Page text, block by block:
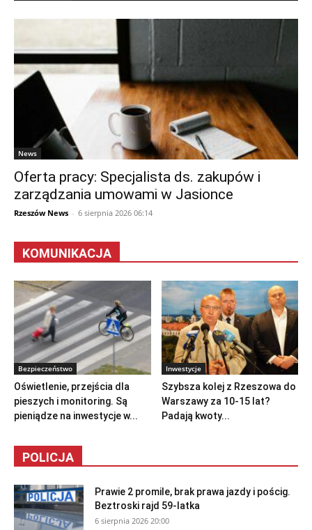
News
Oferta pracy: Specjalista ds. zakupów i
zarządzania umowami w Jasionce
Rzeszów News - 6 sierpnia 2026 06:14
KOMUNIKACJA
Bezpieczeństwo
Oświetlenie, przejścia dla
pieszych i monitoring. Są
pieniądze na inwestycje w...
Inwestycje
Szybsza kolej z Rzeszowa do
Warszawy za 10-15 lat?
Padają kwoty...
POLICJA
Prawie 2 promile, brak prawa jazdy i pościg.
Beztroski rajd 59-latka
6 sierpnia 2026 20:00